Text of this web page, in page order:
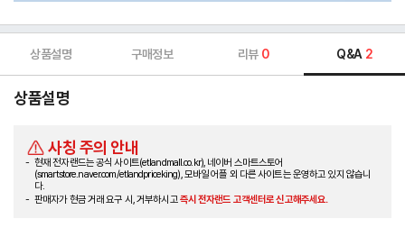
상품설명 구매정보 리뷰 0 Q&A 2
상품설명
사칭 주의 안내
현재 전자랜드는 공식 사이트(etlandmall.co.kr), 네이버 스마트스토어
(smartstore.naver.com/etlandpriceking), 모바일 어플 외 다른 사이트는 운영하고 있지 않습니
다.
판매자가 현금 거래 요구 시, 거부하시고즉시 전자랜드 고객센터로 신고해주세요.